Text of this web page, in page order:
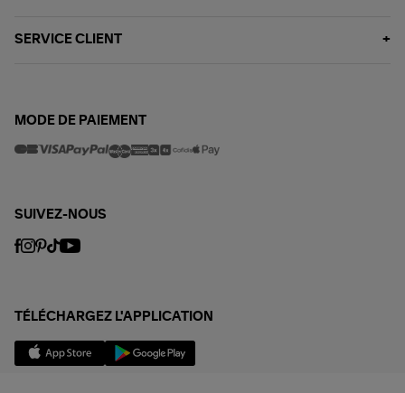
SERVICE CLIENT
MODE DE PAIEMENT
SUIVEZ-NOUS
TÉLÉCHARGEZ L'APPLICATION